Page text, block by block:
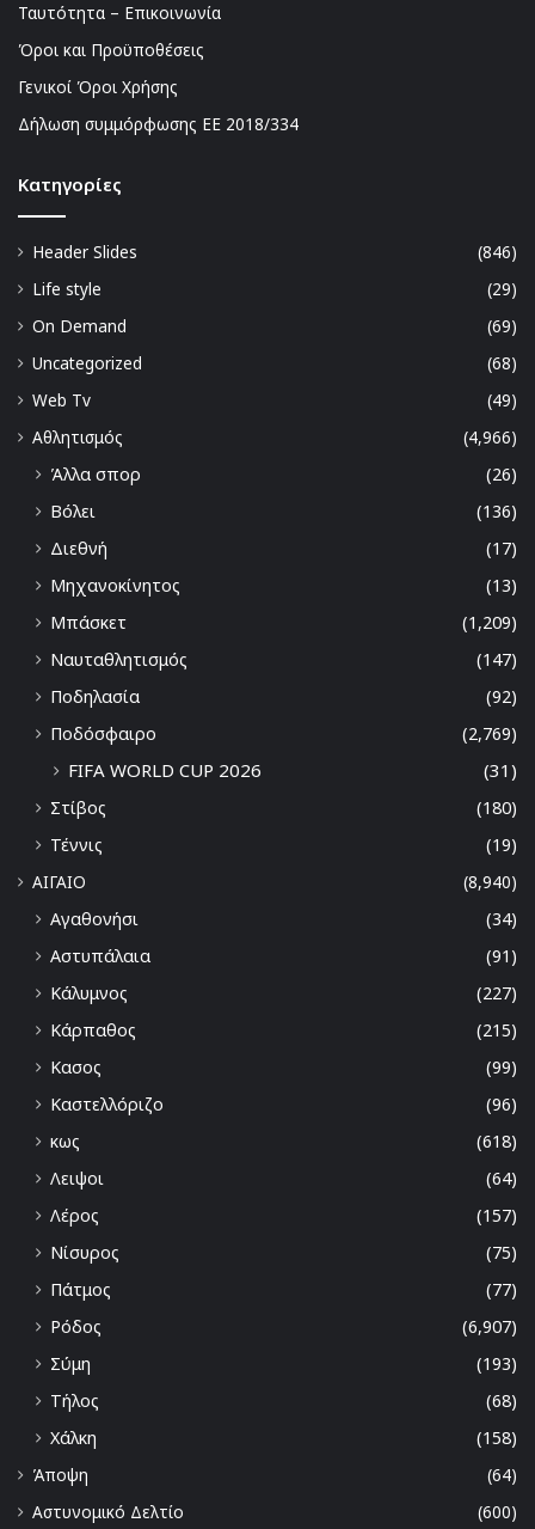
Ταυτότητα – Επικοινωνία
Όροι και Προϋποθέσεις
Γενικοί Όροι Χρήσης
Δήλωση συμμόρφωσης ΕΕ 2018/334
Kατηγορίες
Header Slides
(846)
Life style
(29)
On Demand
(69)
Uncategorized
(68)
Web Tv
(49)
Αθλητισμός
(4,966)
Άλλα σπορ
(26)
Βόλει
(136)
Διεθνή
(17)
Μηχανοκίνητος
(13)
Μπάσκετ
(1,209)
Ναυταθλητισμός
(147)
Ποδηλασία
(92)
Ποδόσφαιρο
(2,769)
FIFA WORLD CUP 2026 (31)
Στίβος
(180)
Τέννις
(19)
ΑΙΓΑΙΟ
(8,940)
Αγαθονήσι
(34)
Αστυπάλαια
(91)
Κάλυμνος
(227)
Κάρπαθος
(215)
Κασος
(99)
Καστελλόριζο
(96)
κως
(618)
Λειψοι
(64)
Λέρος
(157)
Νίσυρος
(75)
Πάτμος
(77)
Ρόδος
(6,907)
Σύμη
(193)
Τήλος
(68)
Χάλκη
(158)
Άποψη
(64)
Αστυνομικό Δελτίο
(600)